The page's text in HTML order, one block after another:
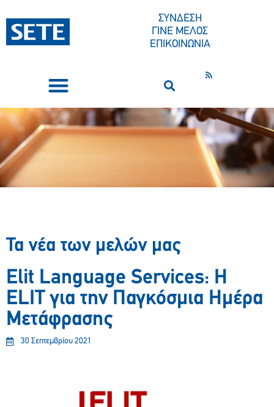
ΣΥΝΔΕΣΗ
ΓΙΝΕ ΜΕΛΟΣ
ΕΠΙΚΟΙΝΩΝΙΑ
Τα νέα των μελών μας
Elit Language Services: Η
ELIT για την Παγκόσμια Ημέρα
Μετάφρασης
30 Σεπτεμβρίου 2021